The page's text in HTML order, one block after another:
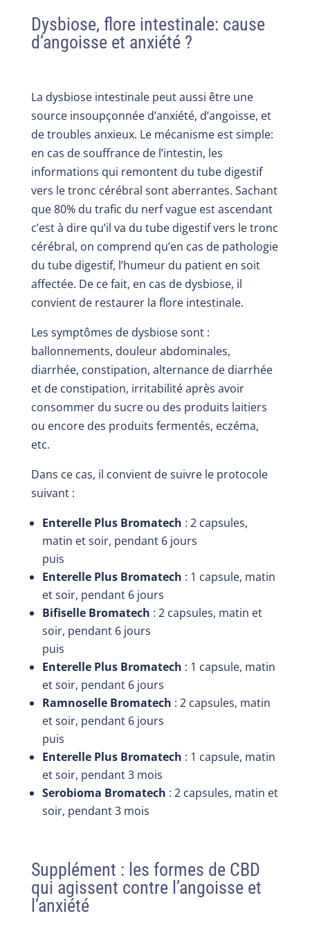
Dysbiose, flore intestinale: cause
d’angoisse et anxiété ?
La dysbiose intestinale peut aussi être une
source insoupçonnée d’anxiété, d’angoisse, et
de troubles anxieux. Le mécanisme est simple:
en cas de souffrance de l’intestin, les
informations qui remontent du tube digestif
vers le tronc cérébral sont aberrantes. Sachant
que 80% du trafic du nerf vague est ascendant
c’est à dire qu’il va du tube digestif vers le tronc
cérébral, on comprend qu’en cas de pathologie
du tube digestif, l’humeur du patient en soit
affectée. De ce fait, en cas de dysbiose, il
convient de restaurer la flore intestinale.
Les symptômes de dysbiose sont :
ballonnements, douleur abdominales,
diarrhée, constipation, alternance de diarrhée
et de constipation, irritabilité après avoir
consommer du sucre ou des produits laitiers
ou encore des produits fermentés, eczéma,
etc.
Dans ce cas, il convient de suivre le protocole
suivant :
Enterelle Plus Bromatech : 2 capsules,
matin et soir, pendant 6 jours
puis
Enterelle Plus Bromatech : 1 capsule, matin
et soir, pendant 6 jours
Bifiselle Bromatech : 2 capsules, matin et
soir, pendant 6 jours
puis
Enterelle Plus Bromatech : 1 capsule, matin
et soir, pendant 6 jours
Ramnoselle Bromatech : 2 capsules, matin
et soir, pendant 6 jours
puis
Enterelle Plus Bromatech : 1 capsule, matin
et soir, pendant 3 mois
Serobioma Bromatech : 2 capsules, matin et
soir, pendant 3 mois
Supplément : les formes de CBD
qui agissent contre l’angoisse et
l’anxiété